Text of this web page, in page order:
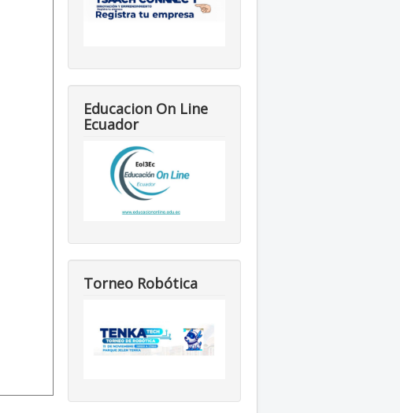
Educacion On Line
Ecuador
Torneo Robótica